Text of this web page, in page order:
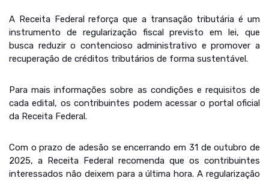
A Receita Federal reforça que a transação tributária é um
instrumento de regularização fiscal previsto em lei, que
busca reduzir o contencioso administrativo e promover a
recuperação de créditos tributários de forma sustentável.
Para mais informações sobre as condições e requisitos de
cada edital, os contribuintes podem acessar o portal oficial
da Receita Federal.
Com o prazo de adesão se encerrando em 31 de outubro de
2025, a Receita Federal recomenda que os contribuintes
interessados não deixem para a última hora. A regularização